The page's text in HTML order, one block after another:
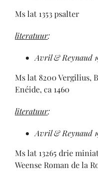
Ms lat 1353 psalter
literatuur:
Avril & Reynaud
Ms lat 8200 Vergilius,
Enéide, ca 1460
literatuur:
Avril & Reynaud
Ms lat 13265 drie
Weense Roman de la